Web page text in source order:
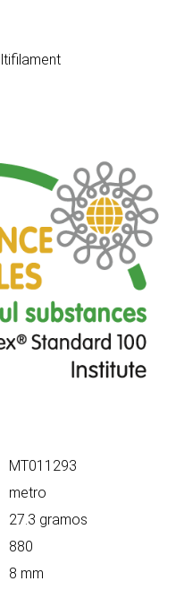
MT011293
metro
27.3 gramos
880
8 mm